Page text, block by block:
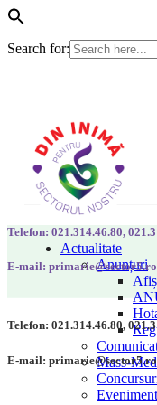
Search for:
Actualitate
Anunțuri
Mass-
Telefon: 021.314.46.80,
E-mail: primarie@sector5.ro
Telefon: 021.314.46.80,
E-mail: primarie@sector5.ro